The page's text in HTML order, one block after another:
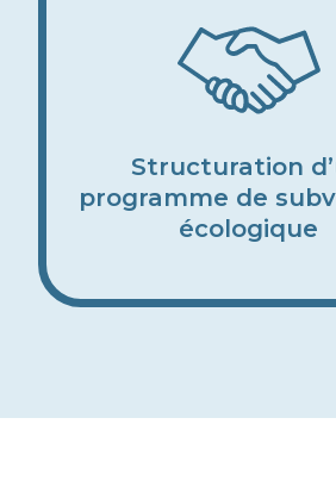
Structuration
programme de
écologique